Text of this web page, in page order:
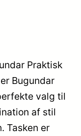
Praktisk
Bugundar
valg til
af stil
Tasken er